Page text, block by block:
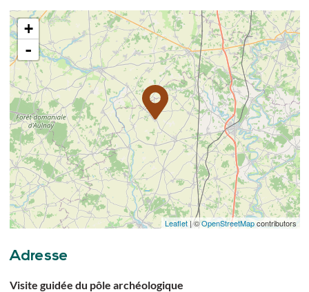
+
-
Leaflet| ©OpenStreetMapcontributors
Adresse
Visite guidée du pôle archéologique